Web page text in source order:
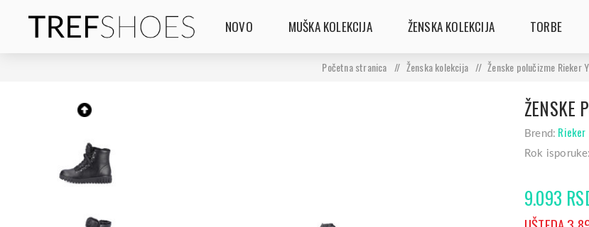
NOVO MUŠKA KOLEKCIJA ŽENSKA KOLEKCIJA TORBE
Početna stranica / Ženska kolekcija / Ženske polučizme Rieker
ŽENSKE
Brend: Rieker
Rok isporuke:
9.093